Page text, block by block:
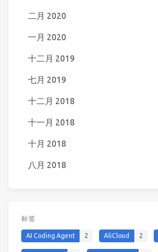
二月 2020
一月 2020
十二月 2019
七月 2019
十二月 2018
十一月 2018
十月 2018
八月 2018
标签
AI Coding Agent 2 AliCloud 2